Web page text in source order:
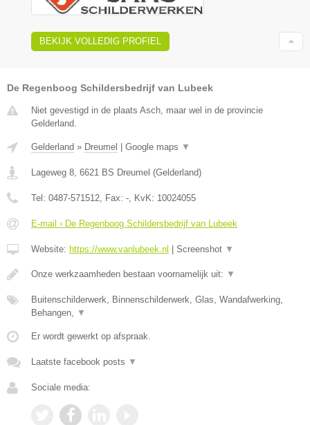
BEKIJK VOLLEDIG PROFIEL
De Regenboog Schildersbedrijf van Lubeek
Niet gevestigd in de plaats Asch, maar wel in de provincie
Gelderland.
Gelderland » Dreumel Google maps ▼
Lageweg 8, 6621 BS Dreumel (Gelderland)
Tel: 0487-571512, Fax: -, KvK: 10024055
E-mail › De Regenboog Schildersbedrijf van Lubeek
Website: https://www.vanlubeek.nl Screenshot ▼
Onze werkzaamheden bestaan voornamelijk uit: ▼
Buitenschilderwerk, Binnenschilderwerk, Glas, Wandafwerking,
Behangen, ▼
Er wordt gewerkt op afspraak.
Laatste facebook posts ▼
Sociale media: